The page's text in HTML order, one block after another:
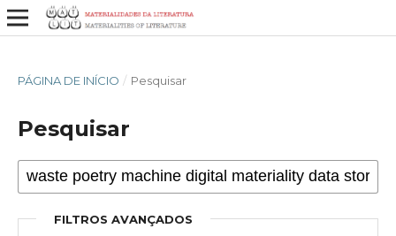
PÁGINA DE INÍCIO / Pesquisar
Pesquisar
FILTROS AVANÇADOS